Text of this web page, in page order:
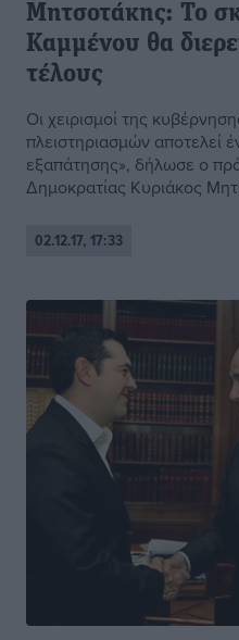
Μητσοτάκης: Το
Καμμένου θα
τέλους
Οι χειρισμοί της
πλειστηριασμών αποτελεί
εξαπάτησης», δήλωσε ο
Δημοκρατίας Κυριάκος
02.12.17, 17:33